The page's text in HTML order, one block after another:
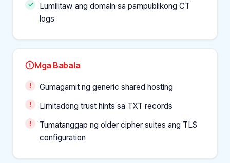
Lumilitaw ang domain sa pampublikong CT
logs
Mga Babala
Gumagamit ng generic shared hosting
Limitadong trust hints sa TXT records
Tumatanggap ng older cipher suites ang TLS
configuration